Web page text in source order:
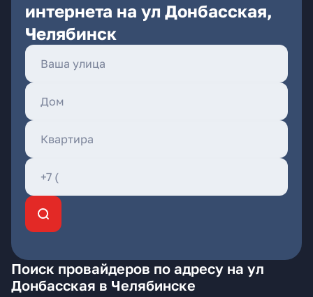
интернета на ул Донбасская,
Челябинск
Поиск провайдеров по адресу на ул
Донбасская в Челябинске